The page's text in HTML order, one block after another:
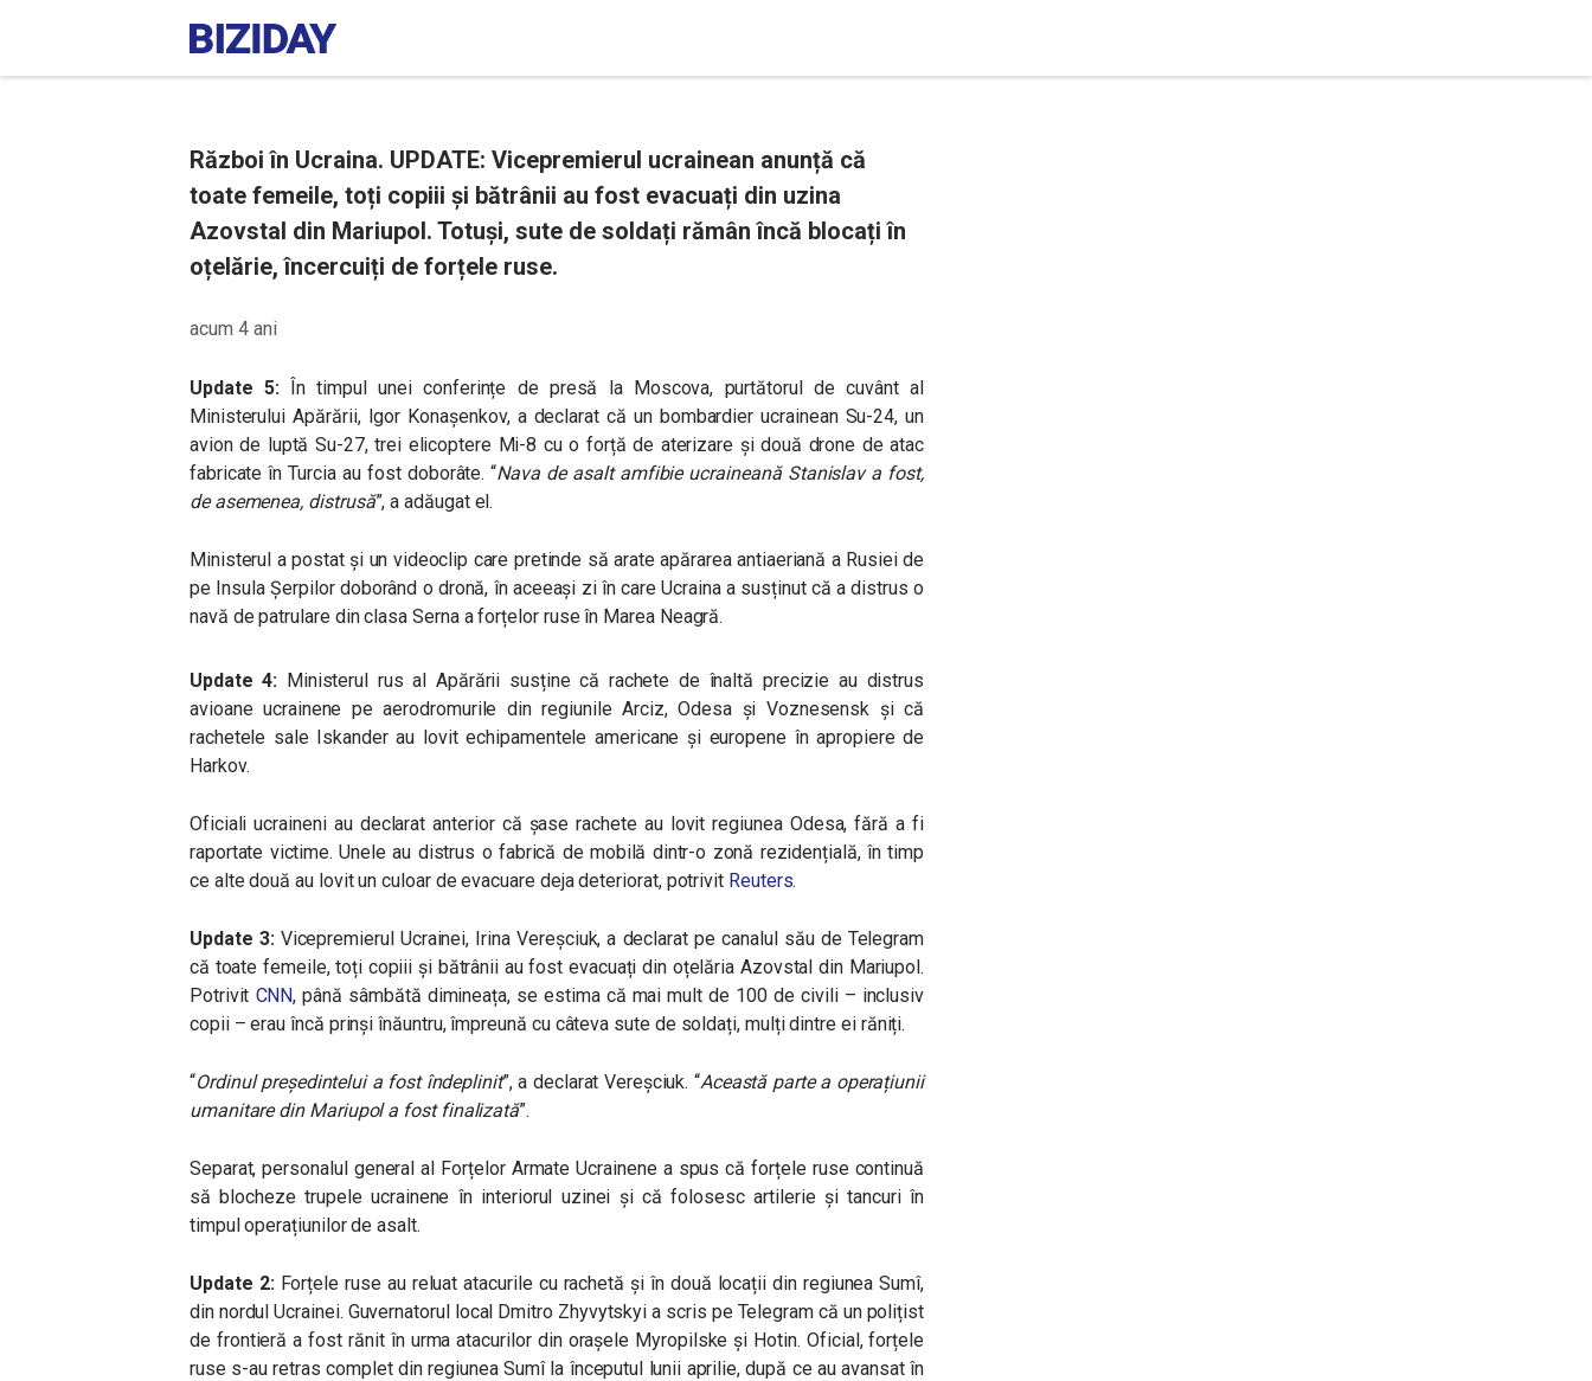
Război în Ucraina. UPDATE: Vicepremierul ucrainean anunță că
toate femeile, toți copiii și bătrânii au fost evacuați din uzina
Azovstal din Mariupol. Totuși, sute de soldați rămân încă blocați în
oțelărie, încercuiți de forțele ruse.
acum 4 ani
Update 5: În timpul unei conferințe de presă la Moscova, purtătorul de cuvânt al
Ministerului Apărării, Igor Konașenkov, a declarat că un bombardier ucrainean Su-24, un
avion de luptă Su-27, trei elicoptere Mi-8 cu o forță de aterizare și două drone de atac
fabricate în Turcia au fost doborâte. “Nava de asalt amfibie ucraineană Stanislav a fost,
de asemenea, distrusă”, a adăugat el.
Ministerul a postat și un videoclip care pretinde să arate apărarea antiaeriană a Rusiei de
pe Insula Șerpilor doborând o dronă, în aceeași zi în care Ucraina a susținut că a distrus o
navă de patrulare din clasa Serna a forțelor ruse în Marea Neagră.
Update 4: Ministerul rus al Apărării susține că rachete de înaltă precizie au distrus
avioane ucrainene pe aerodromurile din regiunile Arciz, Odesa și Voznesensk și că
rachetele sale Iskander au lovit echipamentele americane și europene în apropiere de
Harkov.
Oficiali ucraineni au declarat anterior că șase rachete au lovit regiunea Odesa, fără a fi
raportate victime. Unele au distrus o fabrică de mobilă dintr-o zonă rezidențială, în timp
ce alte două au lovit un culoar de evacuare deja deteriorat, potrivit Reuters.
Update 3: Vicepremierul Ucrainei, Irina Vereșciuk, a declarat pe canalul său de Telegram
că toate femeile, toți copiii și bătrânii au fost evacuați din oțelăria Azovstal din Mariupol.
Potrivit CNN, până sâmbătă dimineața, se estima că mai mult de 100 de civili – inclusiv
copii – erau încă prinși înăuntru, împreună cu câteva sute de soldați, mulți dintre ei răniți.
“Ordinul președintelui a fost îndeplinit”, a declarat Vereșciuk. “Această parte a operațiunii
umanitare din Mariupol a fost finalizată”.
Separat, personalul general al Forțelor Armate Ucrainene a spus că forțele ruse continuă
să blocheze trupele ucrainene în interiorul uzinei și că folosesc artilerie și tancuri în
timpul operațiunilor de asalt.
Update 2: Forțele ruse au reluat atacurile cu rachetă și în două locații din regiunea Sumî,
din nordul Ucrainei. Guvernatorul local Dmitro Zhyvytskyi a scris pe Telegram că un polițist
de frontieră a fost rănit în urma atacurilor din orașele Myropilske și Hotin. Oficial, forțele
ruse s-au retras complet din regiunea Sumî la începutul lunii aprilie, după ce au avansat în